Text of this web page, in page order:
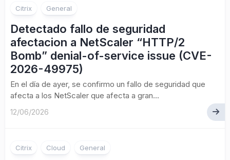
Citrix General
Detectado fallo de seguridad
afectacion a NetScaler “HTTP/2
Bomb” denial-of-service issue (CVE-
2026-49975)
En el día de ayer, se confirmo un fallo de seguridad que
afecta a los NetScaler que afecta a gran...
12/06/2026
Citrix Cloud General